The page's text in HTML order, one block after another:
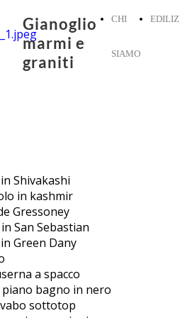
CHI
SIAMO
Gianoglio
marmi e
graniti